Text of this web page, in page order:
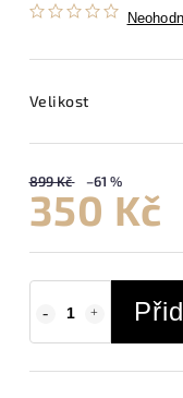
Velikost
899 Kč –61 %
350 Kč